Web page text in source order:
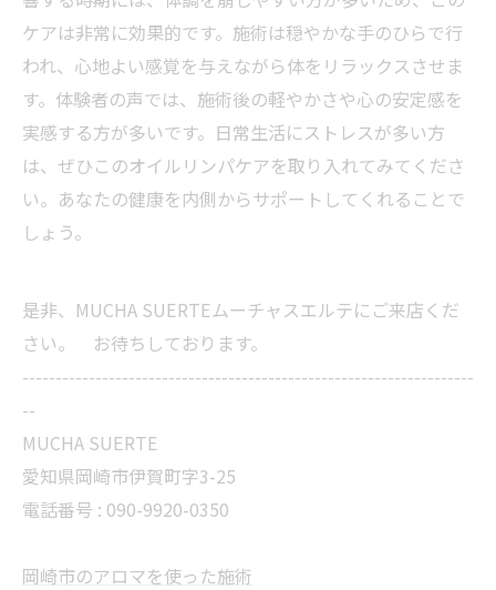
ケアは非常に効果的です。施術は穏やかな手のひらで行
われ、心地よい感覚を与えながら体をリラックスさせま
す。体験者の声では、施術後の軽やかさや心の安定感を
実感する方が多いです。日常生活にストレスが多い方
は、ぜひこのオイルリンパケアを取り入れてみてくださ
い。あなたの健康を内側からサポートしてくれることで
しょう。
是非、MUCHA SUERTEムーチャスエルテにご来店くだ
さい。 お待ちしております。
--------------------------------------------------------------------
--
MUCHA SUERTE
愛知県岡崎市伊賀町字3-25
電話番号 : 090-9920-0350
岡崎市のアロマを使った施術